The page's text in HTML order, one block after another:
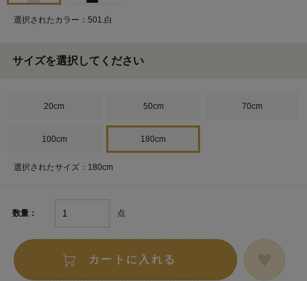
選択されたカラー：501.白
サイズを選択してください
20cm 50cm 70cm
100cm 180cm
選択されたサイズ：180cm
数量： 点
カートに入れる